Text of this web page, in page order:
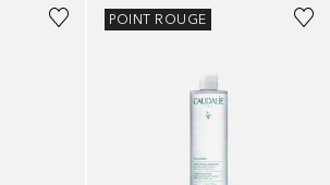
POINT ROUGE